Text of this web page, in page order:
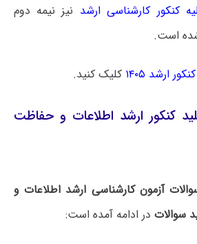
کنکور کارشناسی ارشد نیز نیمه دوم
ارشد ۱۴۰۵ کلیک کنید.
کنکور ارشد اطلاعات و حفاظت
آزمون کارشناسی ارشد اطلاعات و
سوالات در ادامه آمده است: